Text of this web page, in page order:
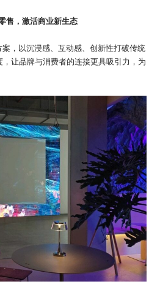
售，激活商业新生态
，以沉浸感、互动感、创新性打破传统
让品牌与消费者的连接更具吸引力，为